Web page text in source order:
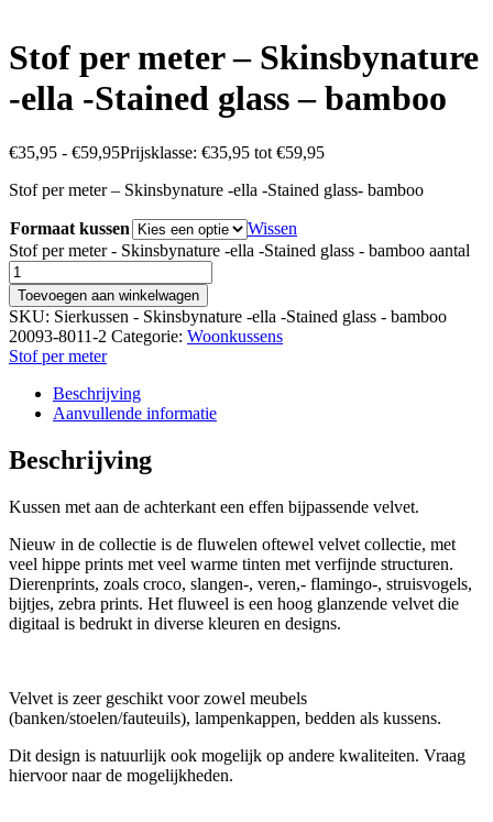
Stof per meter – Skinsbynature
-ella -Stained glass – bamboo
€35,95 - €59,95Prijsklasse: €35,95 tot €59,95
Stof per meter – Skinsbynature -ella -Stained glass- bamboo
Formaat kussen
Wissen
Stof per meter - Skinsbynature -ella -Stained glass - bamboo aantal
Toevoegen aan winkelwagen
SKU: Sierkussen - Skinsbynature -ella -Stained glass - bamboo
20093-8011-2 Categorie: Woonkussens
Stof per meter
Beschrijving
Aanvullende informatie
Beschrijving
Kussen met aan de achterkant een effen bijpassende velvet.
Nieuw in de collectie is de fluwelen oftewel velvet collectie, met
veel hippe prints met veel warme tinten met verfijnde structuren.
Dierenprints, zoals croco, slangen-, veren,- flamingo-, struisvogels,
bijtjes, zebra prints. Het fluweel is een hoog glanzende velvet die
digitaal is bedrukt in diverse kleuren en designs.
Velvet is zeer geschikt voor zowel meubels
(banken/stoelen/fauteuils), lampenkappen, bedden als kussens.
Dit design is natuurlijk ook mogelijk op andere kwaliteiten. Vraag
hiervoor naar de mogelijkheden.